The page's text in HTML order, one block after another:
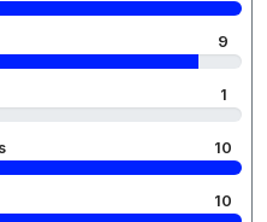
9
1
10
10